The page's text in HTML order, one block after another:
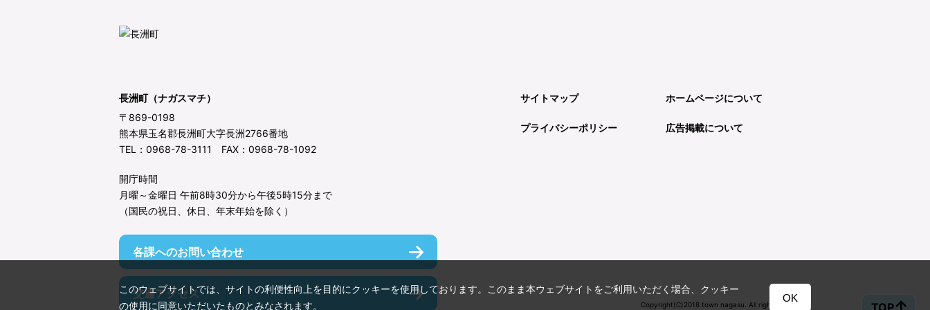
長洲町（ナガスマチ）
〒869-0198
熊本県玉名郡長洲町大字長洲2766番地
TEL：0968-78-3111 FAX：0968-78-1092
開庁時間
月曜～金曜日 午前8時30分から午後5時15分まで
（国民の祝日、休日、年末年始を除く）
各課へのお問い合わせ
交通アクセス
サイトマップ ホームページについて
プライバシーポリシー 広告掲載について
Copyright(C)2018 town nagasu. All rights reserved. TOP
このウェブサイトでは、サイトの利便性向上を目的にクッキーを使用しております。このまま本ウェブサイトをご利用いただく場合、クッキー
の使用に同意いただいたものとみなされます。
OK